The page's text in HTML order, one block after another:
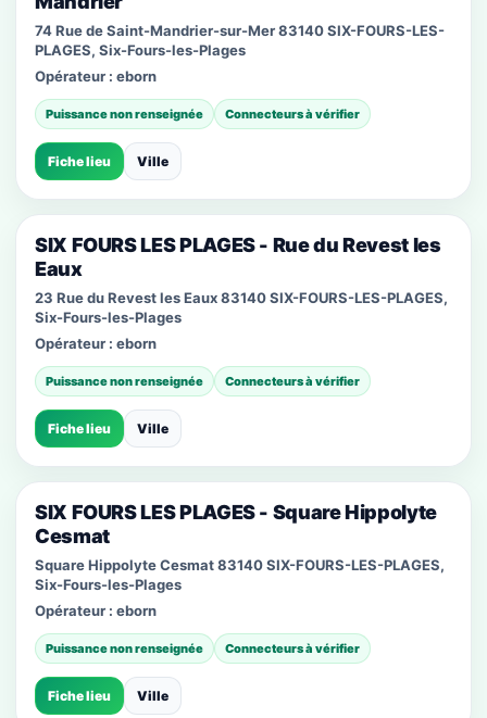
74 Rue de Saint-Mandrier-sur-Mer 83140 SIX-FOURS-LES-
PLAGES, Six-Fours-les-Plages
Opérateur : eborn
Puissance non renseignée Connecteurs à vérifier
Fiche lieu Ville
SIX FOURS LES PLAGES - Rue du Revest les
Eaux
23 Rue du Revest les Eaux 83140 SIX-FOURS-LES-PLAGES,
Six-Fours-les-Plages
Opérateur : eborn
Puissance non renseignée Connecteurs à vérifier
Fiche lieu Ville
SIX FOURS LES PLAGES - Square Hippolyte
Cesmat
Square Hippolyte Cesmat 83140 SIX-FOURS-LES-PLAGES,
Six-Fours-les-Plages
Opérateur : eborn
Puissance non renseignée Connecteurs à vérifier
Fiche lieu Ville